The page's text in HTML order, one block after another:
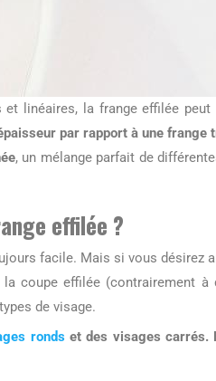
et linéaires, la frange effilée
par rapport à une frange
, un mélange parfait de
effilée ?
facile. Mais si vous désirez
coupe effilée (contrairement à
de visage.
rondset des visages carrés.